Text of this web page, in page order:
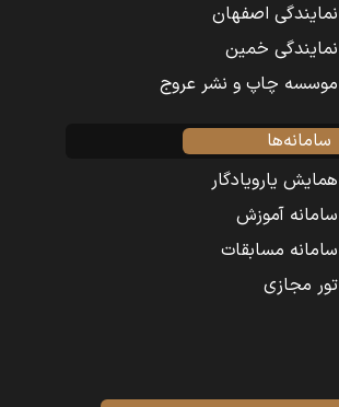
نمایندگی اصفهان
نمایندگی خمین
موسسه چاپ و نشر عروج
سامانه‌ها
همایش یارویادگار
سامانه آموزش
سامانه مسابقات
تور مجازی